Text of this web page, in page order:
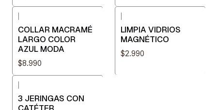
COLLAR MACRAMÉ
LARGO COLOR
AZUL MODA
$8.990
LIMPIA VIDRIOS
MAGNÉTICO
$2.990
3 JERINGAS CON